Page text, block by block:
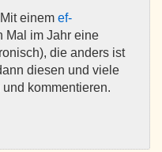
einem ef-
Mal im Jahr eine
die anders ist
diesen und viele
kommentieren.